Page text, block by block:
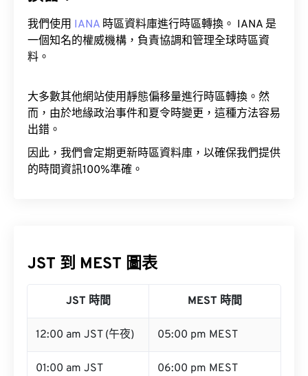
我們使用 IANA 時區資料庫進行時區轉換。 IANA 是
一個知名的權威機構，負責協調和管理全球時區資
料。
大多數其他網站使用靜態偏移量進行時區轉換。然
而，由於地緣政治事件和夏令時變更，這種方法容易
出錯。
因此，我們會定期更新時區資料庫，以確保我們提供
的時間資訊100%準確。
JST 到 MEST 圖表
JST 時間 MEST 時間
12:00 am JST (午夜) 05:00 pm MEST
01:00 am JST 06:00 pm MEST